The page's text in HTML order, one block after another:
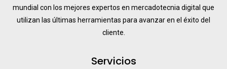
mundial con los mejores expertos en mercadotecnia digital que
utilizan las últimas herramientas para avanzar en el éxito del
cliente.
Servicios